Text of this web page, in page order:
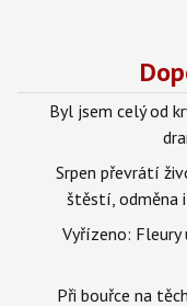
Byl jsem celý od
Srpen převrátí
štěstí, odměna
Vyřízeno:
Při bouřce na